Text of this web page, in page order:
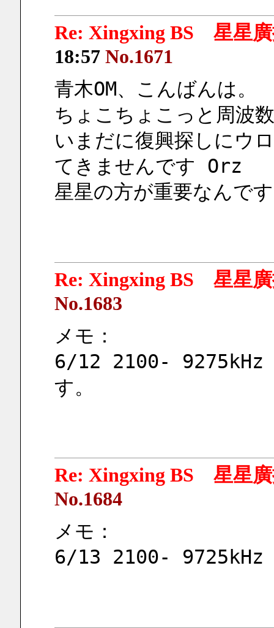
Re: Xingxing BS 星星
18:57 No.1671
青木OM、こんばんは。
ちょこちょこっと周波
いまだに復興探しにウ
てきませんです Orz
星星の方が重要なんで
Re: Xingxing BS 星星
No.1683
メモ：
6/12 2100- 9275kHz
す。
Re: Xingxing BS 星星
No.1684
メモ：
6/13 2100- 9725kHz